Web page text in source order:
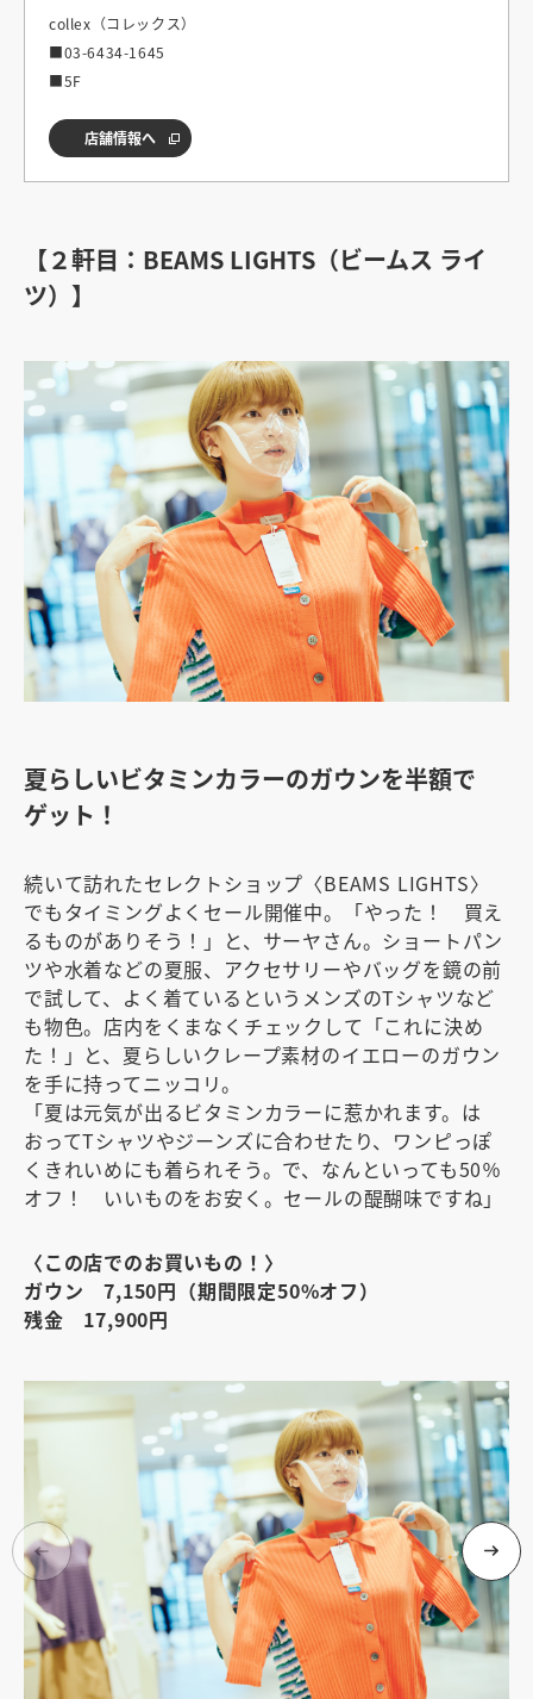
collex（コレックス）
■03-6434-1645
■5F
店舗情報へ
【２軒目：BEAMS LIGHTS（ビームス ライ
ツ）】
夏らしいビタミンカラーのガウンを半額で
ゲット！
続いて訪れたセレクトショップ〈BEAMS LIGHTS〉
でもタイミングよくセール開催中。「やった！ 買え
るものがありそう！」と、サーヤさん。ショートパン
ツや水着などの夏服、アクセサリーやバッグを鏡の前
で試して、よく着ているというメンズのTシャツなど
も物色。店内をくまなくチェックして「これに決め
た！」と、夏らしいクレープ素材のイエローのガウン
を手に持ってニッコリ。
「夏は元気が出るビタミンカラーに惹かれます。は
おってTシャツやジーンズに合わせたり、ワンピっぽ
くきれいめにも着られそう。で、なんといっても50％
オフ！ いいものをお安く。セールの醍醐味ですね」
〈この店でのお買いもの！〉
ガウン 7,150円（期間限定50%オフ）
残金 17,900円